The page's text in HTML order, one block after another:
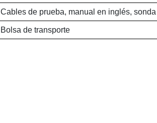
Cables de prueba, manual en inglés,
Bolsa de transporte